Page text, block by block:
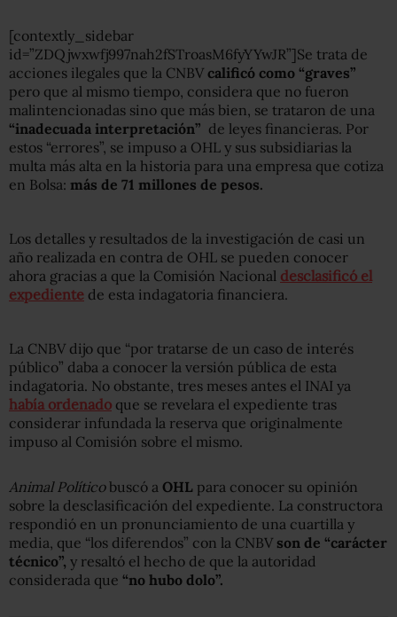
[contextly_sidebar
id=”ZDQjwxwfj997nah2fSTroasM6fyYYwJR”]Se trata de
acciones ilegales que la CNBV calificó como “graves”
pero que al mismo tiempo, considera que no fueron
malintencionadas sino que más bien, se trataron de una
“inadecuada interpretación” de leyes financieras. Por
estos “errores”, se impuso a OHL y sus subsidiarias la
multa más alta en la historia para una empresa que cotiza
en Bolsa: más de 71 millones de pesos.
Los detalles y resultados de la investigación de casi un
año realizada en contra de OHL se pueden conocer
ahora gracias a que la Comisión Nacional desclasificó el
expediente de esta indagatoria financiera.
La CNBV dijo que “por tratarse de un caso de interés
público” daba a conocer la versión pública de esta
indagatoria. No obstante, tres meses antes el INAI ya
había ordenado que se revelara el expediente tras
considerar infundada la reserva que originalmente
impuso al Comisión sobre el mismo.
Animal Políticobuscó a OHL para conocer su opinión
sobre la desclasificación del expediente. La constructora
respondió en un pronunciamiento de una cuartilla y
media, que “los diferendos” con la CNBV son de “carácter
técnico”, y resaltó el hecho de que la autoridad
considerada que “no hubo dolo”.